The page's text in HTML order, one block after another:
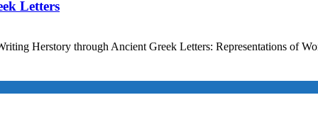
Letters
Herstory through Ancient Greek Letters: Representations of